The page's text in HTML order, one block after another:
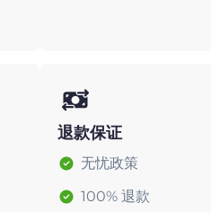
退款保证
无忧政策
100% 退款